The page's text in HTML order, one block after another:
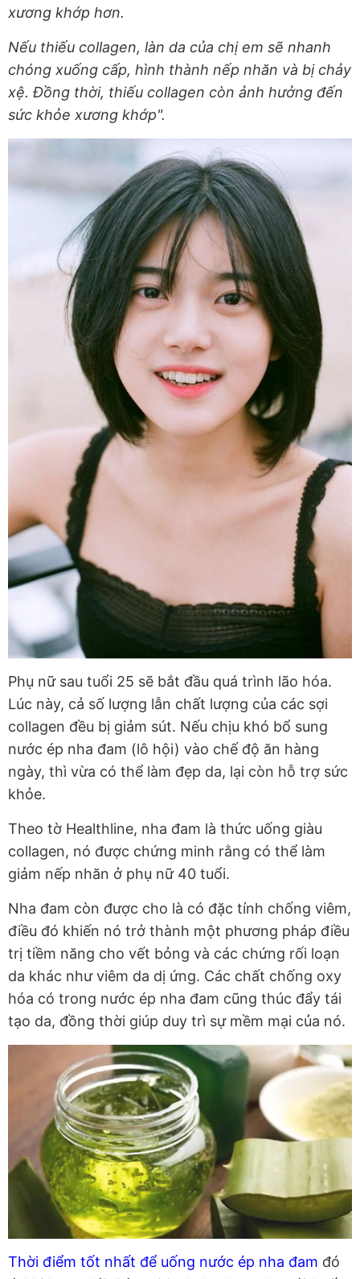
xương khớp hơn.
Nếu thiếu collagen, làn da của chị em sẽ nhanh
chóng xuống cấp, hình thành nếp nhăn và bị chảy
xệ. Đồng thời, thiếu collagen còn ảnh hưởng đến
sức khỏe xương khớp".
Phụ nữ sau tuổi 25 sẽ bắt đầu quá trình lão hóa.
Lúc này, cả số lượng lẫn chất lượng của các sợi
collagen đều bị giảm sút. Nếu chịu khó bổ sung
nước ép nha đam (lô hội) vào chế độ ăn hàng
ngày, thì vừa có thể làm đẹp da, lại còn hỗ trợ sức
khỏe.
Theo tờ Healthline, nha đam là thức uống giàu
collagen, nó được chứng minh rằng có thể làm
giảm nếp nhăn ở phụ nữ 40 tuổi.
Nha đam còn được cho là có đặc tính chống viêm,
điều đó khiến nó trở thành một phương pháp điều
trị tiềm năng cho vết bỏng và các chứng rối loạn
da khác như viêm da dị ứng. Các chất chống oxy
hóa có trong nước ép nha đam cũng thúc đẩy tái
tạo da, đồng thời giúp duy trì sự mềm mại của nó.
Thời điểm tốt nhất để uống nước ép nha đam đó